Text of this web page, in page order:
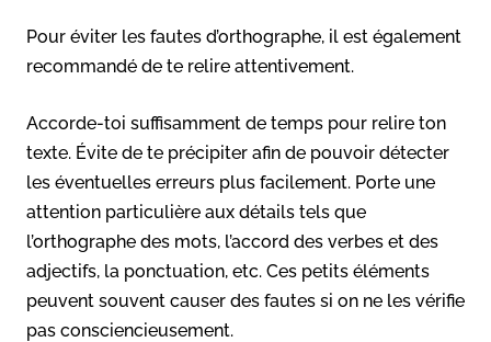
Pour éviter les fautes d’orthographe, il est également
recommandé de te relire attentivement.
Accorde-toi suffisamment de temps pour relire ton
texte. Évite de te précipiter afin de pouvoir détecter
les éventuelles erreurs plus facilement. Porte une
attention particulière aux détails tels que
l’orthographe des mots, l’accord des verbes et des
adjectifs, la ponctuation, etc. Ces petits éléments
peuvent souvent causer des fautes si on ne les vérifie
pas consciencieusement.